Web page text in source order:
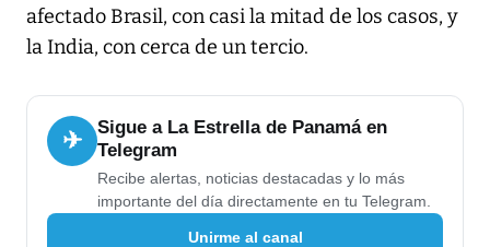
afectado Brasil, con casi la mitad de los casos, y
la India, con cerca de un tercio.
✈
Sigue a La Estrella de Panamá en
Telegram
Recibe alertas, noticias destacadas y lo más
importante del día directamente en tu Telegram.
Unirme al canal